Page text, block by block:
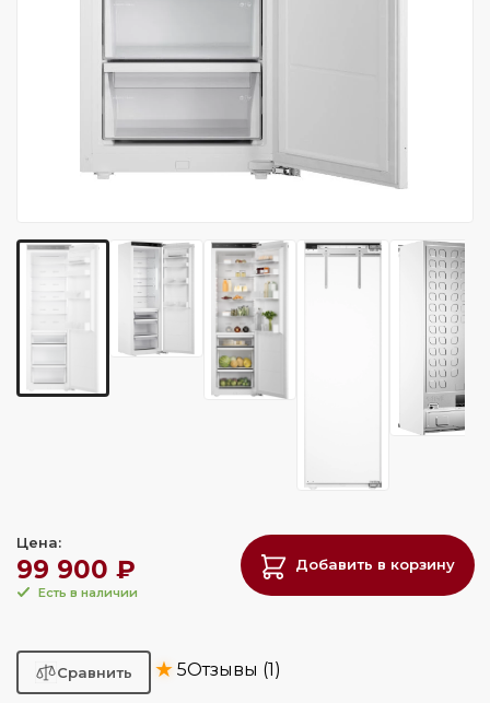
Цена:
99 900 ₽
Есть в наличии
Добавить в корзину
★ 5Отзывы (1)